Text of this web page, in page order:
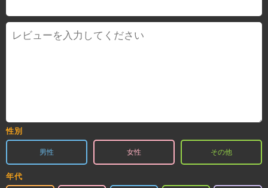
性別
男性 女性 その他
年代